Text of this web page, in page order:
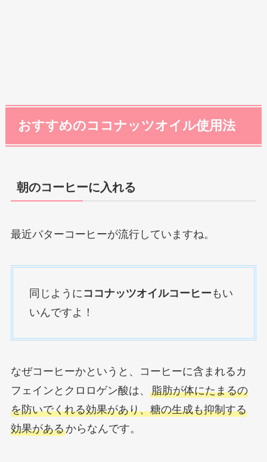
おすすめのココナッツオイル使用法
朝のコーヒーに入れる
最近バターコーヒーが流行していますね。
同じように ココナッツオイルコーヒー もい
いんですよ！
なぜコーヒーかというと、コーヒーに含まれるカ
フェインとクロロゲン酸は、 脂肪が体にたまるの
を防いでくれる効果があり、糖の生成も抑制する
効果があるからなんです。